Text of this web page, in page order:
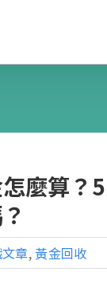
麼算？
章,黃金回收